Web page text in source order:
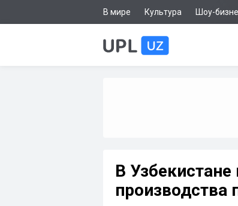
В мире Культура Шоу-
В
производства